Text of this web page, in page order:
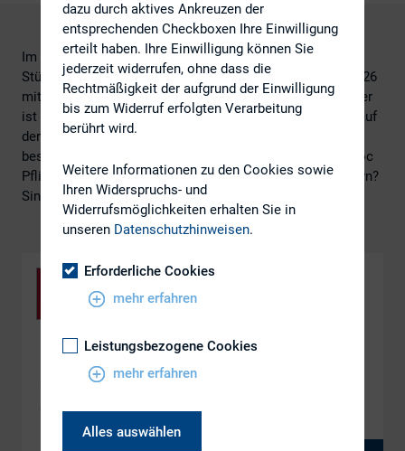
Im Rahmen der 29. DIRK-Konferenz checkte Dr. Katharina
Stüber (Baker McKenzie) in ihrem Vortrag am 30. Juni 2026
mit den Teilnehmern die Neuzugänge der WM-Startelf. Wer
ist in der Verteidigung neu dabei? Wer wird nach Jahren auf
der Ersatzbank eingewechselt? Was ist in nächster Zeit
besonders wichtig für IR? Was gibt es Neues in der Ad-hoc
Pflicht? Was gibt es Neues von den BaFin-Offensivspielern?
Sind wir im Mittelfeld gut aufgestellt?
6.1 Die WM-Startelf: Neuzugänge des Teams
Aktien- und Kapitalmarktrecht im Check
dazu durch aktives Ankreuzen der
entsprechenden Checkboxen Ihre Einwilligung
erteilt haben. Ihre Einwilligung können Sie
jederzeit widerrufen, ohne dass die
Rechtmäßigkeit der aufgrund der Einwilligung
bis zum Widerruf erfolgten Verarbeitung
berührt wird.
Weitere Informationen zu den Cookies sowie
Ihren Widerspruchs- und
Widerrufsmöglichkeiten erhalten Sie in
unseren Datenschutzhinweisen.
Erforderliche Cookies
mehr erfahren
Leistungsbezogene Cookies
mehr erfahren
Alles auswählen